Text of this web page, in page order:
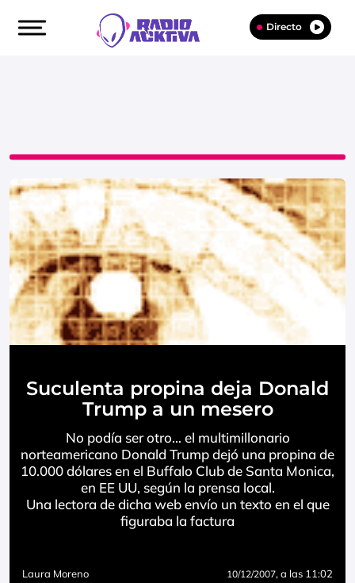
Directo
Suculenta propina deja Donald
Trump a un mesero
No podía ser otro… el multimillonario
norteamericano Donald Trump dejó una propina de
10.000 dólares en el Buffalo Club de Santa Monica,
en EE UU, según la prensa local.
Una lectora de dicha web envío un texto en el que
figuraba la factura
Laura Moreno 10/12/2007, a las 11:02